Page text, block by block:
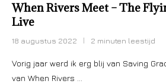
When Rivers Meet – The
Live
18 augustus 2022 2 minuten leestijd
Vorig jaar werd ik erg blij van Saving
van When Rivers …